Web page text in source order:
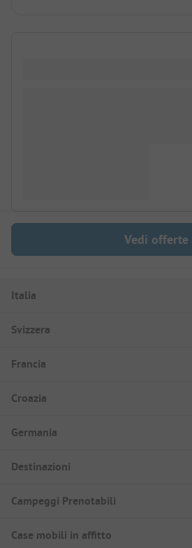
Vedi offerte
Italia
Svizzera
Francia
Croazia
Germania
Destinazioni
Campeggi Prenotabili
Case mobili in affitto